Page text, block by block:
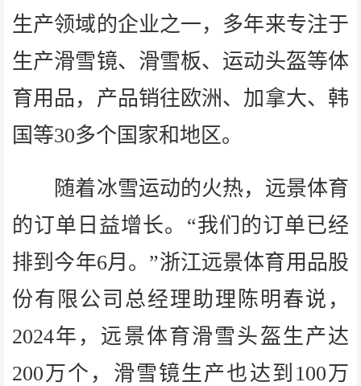
生产领域的企业之一，多年来专注于
生产滑雪镜、滑雪板、运动头盔等体
育用品，产品销往欧洲、加拿大、韩
国等30多个国家和地区。
随着冰雪运动的火热，远景体育
的订单日益增长。“我们的订单已经
排到今年6月。”浙江远景体育用品股
份有限公司总经理助理陈明春说，
2024年，远景体育滑雪头盔生产达
200万个，滑雪镜生产也达到100万